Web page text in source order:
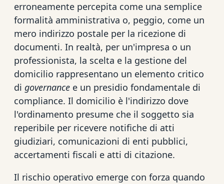
erroneamente percepita come una semplice
formalità amministrativa o, peggio, come un
mero indirizzo postale per la ricezione di
documenti. In realtà, per un'impresa o un
professionista, la scelta e la gestione del
domicilio rappresentano un elemento critico
di governance e un presidio fondamentale di
compliance. Il domicilio è l'indirizzo dove
l'ordinamento presume che il soggetto sia
reperibile per ricevere notifiche di atti
giudiziari, comunicazioni di enti pubblici,
accertamenti fiscali e atti di citazione.
Il rischio operativo emerge con forza quando